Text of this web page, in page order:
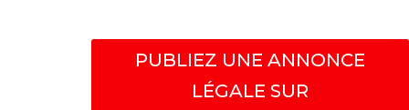
PUBLIEZ UNE ANNONCE
LÉGALE SUR